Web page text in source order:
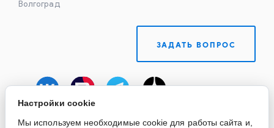
Волгоград
ЗАДАТЬ ВОПРОС
Настройки cookie
Мы используем необходимые cookie для работы сайта и,